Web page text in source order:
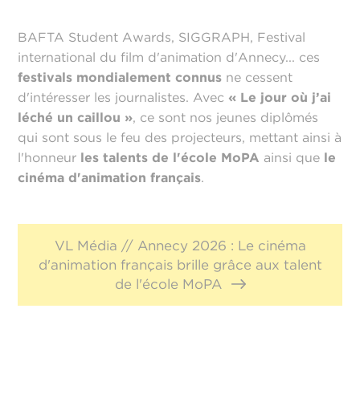
BAFTA Student Awards, SIGGRAPH, Festival
international du film d'animation d'Annecy... ces
festivals mondialement connus ne cessent
d'intéresser les journalistes. Avec « Le jour où j’ai
léché un caillou », ce sont nos jeunes diplômés
qui sont sous le feu des projecteurs, mettant ainsi à
l'honneur les talents de l'école MoPA ainsi que le
cinéma d'animation français.
VL Média // Annecy 2026 : Le cinéma
d'animation français brille grâce aux talent
de l'école MoPA